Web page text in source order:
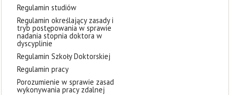
Regulamin studiów
Regulamin określający zasady i
tryb postępowania w sprawie
nadania stopnia doktora w
dyscyplinie
Regulamin Szkoły Doktorskiej
Regulamin pracy
Porozumienie w sprawie zasad
wykonywania pracy zdalnej